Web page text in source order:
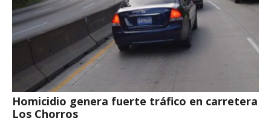
Homicidio genera fuerte tráfico en carretera
Los Chorros